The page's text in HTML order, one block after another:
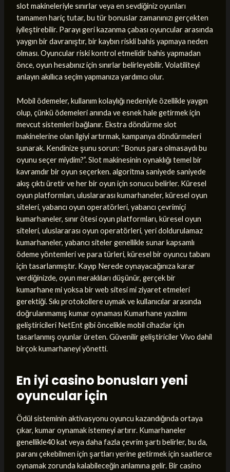
slot makineleriyle sınırlar veya en sevdiğiniz oyunları
tamamen hariç tutar, bu tür bonuslar zamanınızı gerçekten
iyileştirebilir. Parayı geri kazanma çabası oyuncular arasında
yaygın bir davranıştır, bir kaybın riskli bahis yapmaya neden
olması. Oyuncular riski kontrol etmelidir bahis yapmadan
önce, oyun hesabınız için sınırlar belirleyebilir. Volatiliteyi
anlayın akıllıca seçim yapmanıza yardımcı olur.
Mobil ödemeler, kullanım kolaylığı nedeniyle özellikle yaygın
olup, çünkü ödemeleri anında ve esnek hale getirmek için
mevcut sistemleri bağlanır. Ekstra döndürme slot
makinelerine olan ilgiyi artırmak, kampanya döndürmeleri
sunarak. Kendinize şunu sorun: “Bonus para olmasaydı bu
oyunu seçer miydim?”. Slot makinesinin oynaklığı temel bir
kavramdır bir oyun seçerken. algoritma saniyede saniyede
akış çıktı üretir ve her bir oyun için sonucu belirler. Küresel
oyun platformları, uluslararası kumarhaneler, küresel oyun
siteleri, yabancı oyun operatörleri, yabancı çevrimiçi
kumarhaneler, sınır ötesi oyun platformları, küresel oyun
siteleri, uluslararası oyun operatörleri, yeri doldurulamaz
kumarhaneler, yabancı siteler genellikle sunar kapsamlı
ödeme yöntemleri ve para türleri, küresel bir oyuncu tabanı
için tasarlanmıştır. Kayıp Nerede oynayacağınıza karar
verdiğinizde, oyun meraklıları düşünür, gerçek bir
kumarhane mi yoksa bir web sitesi mi ziyaret etmeleri
gerektiği. Sıkı protokollere uymak ve kullanıcılar arasında
doğrulanmamış kumar oynaması Kumarhane yazılımı
geliştiricileri NetEnt gibi öncelikle mobil cihazlar için
tasarlanmış oyunlar üreten. Güvenilir geliştiriciler Vivo dahil
birçok kumarhaneyi yönetti.
En iyi casino bonusları yeni
oyuncular için
Ödül sisteminin aktivasyonu oyuncu kazandığında ortaya
çıkar, kumar oynamak istemeyi artırır. Kumarhaneler
genellikle40 kat veya daha fazla çevrim şartı belirler, bu da,
paranı çekebilmen için şartları yerine getirmek için saatlerce
oynamak zorunda kalabileceğin anlamına gelir. Bir casino